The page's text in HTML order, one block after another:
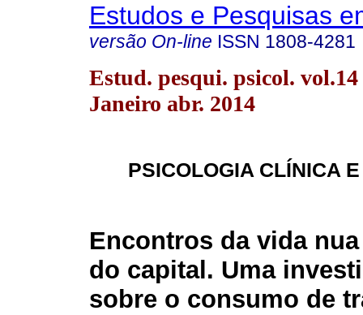
Estudos e Pesquisas
versão On-line ISSN 1808-4281
Estud. pesqui. psicol.
Janeiro abr. 2014
PSICOLOGIA CLÍNICA
Encontros da vida
do capital. Uma
sobre o consumo de